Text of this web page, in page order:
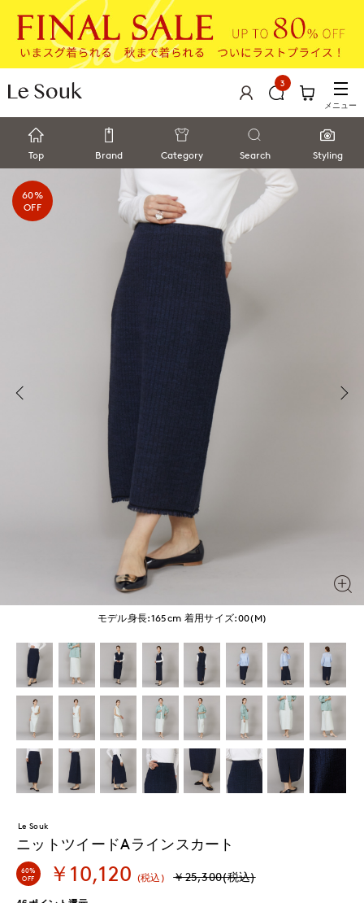
3
メニュー
Top Brand Category Search Styling
モデル身長:165cm 着用サイズ:00(M)
60%
OFF
Le Souk
ニットツイードAラインスカート
60%
OFF
￥10,120 (税込) ￥25,300(税込)